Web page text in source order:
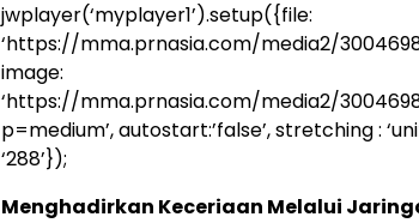
jwplayer(‘myplayer1’).setup({file:
‘https://mma.prnasia.com/media2/
image:
‘https://mma.prnasia.com/media2/
p=medium’, autostart:’false’, stretching :
‘288’});
Menghadirkan Keceriaan Melalui